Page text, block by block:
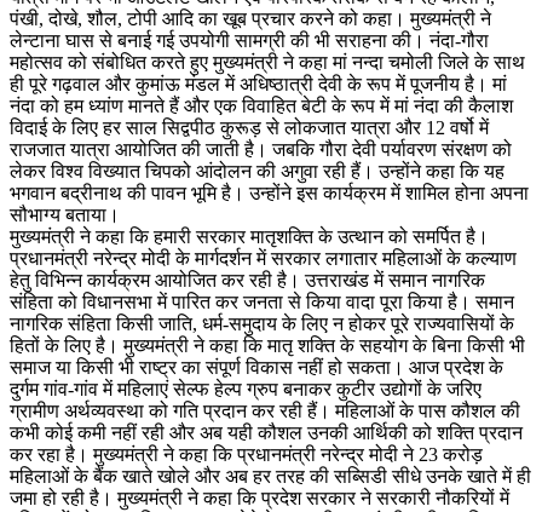
पंखी, दोखे, शौल, टोपी आदि का खूब प्रचार करने को कहा। मुख्यमंत्री ने
लेन्टाना घास से बनाई गई उपयोगी सामग्री की भी सराहना की। नंदा-गौरा
महोत्सव को संबोधित करते हुए मुख्यमंत्री ने कहा मां नन्दा चमोली जिले के साथ
ही पूरे गढ़वाल और कुमांऊ मंडल में अधिष्ठात्री देवी के रूप में पूजनीय है। मां
नंदा को हम ध्यांण मानते हैं और एक विवाहित बेटी के रूप में मां नंदा की कैलाश
विदाई के लिए हर साल सिद्वपीठ कुरूड़ से लोकजात यात्रा और 12 वर्षो में
राजजात यात्रा आयोजित की जाती है। जबकि गौरा देवी पर्यावरण संरक्षण को
लेकर विश्व विख्यात चिपको आंदोलन की अगुवा रही हैं। उन्होंने कहा कि यह
भगवान बद्रीनाथ की पावन भूमि है। उन्होंने इस कार्यक्रम में शामिल होना अपना
सौभाग्य बताया।
मुख्यमंत्री ने कहा कि हमारी सरकार मातृशक्ति के उत्थान को समर्पित है।
प्रधानमंत्री नरेन्द्र मोदी के मार्गदर्शन में सरकार लगातार महिलाओं के कल्याण
हेतु विभिन्न कार्यक्रम आयोजित कर रही है। उत्तराखंड में समान नागरिक
संहिता को विधानसभा में पारित कर जनता से किया वादा पूरा किया है। समान
नागरिक संहिता किसी जाति, धर्म-समुदाय के लिए न होकर पूरे राज्यवासियों के
हितों के लिए है। मुख्यमंत्री ने कहा कि मातृ शक्ति के सहयोग के बिना किसी भी
समाज या किसी भी राष्ट्र का संपूर्ण विकास नहीं हो सकता। आज प्रदेश के
दुर्गम गांव-गांव में महिलाएं सेल्फ हेल्प ग्रुप बनाकर कुटीर उद्योगों के जरिए
ग्रामीण अर्थव्यवस्था को गति प्रदान कर रही हैं। महिलाओं के पास कौशल की
कभी कोई कमी नहीं रही और अब यही कौशल उनकी आर्थिकी को शक्ति प्रदान
कर रहा है। मुख्यमंत्री ने कहा कि प्रधानमंत्री नरेन्द्र मोदी ने 23 करोड़
महिलाओं के बैंक खाते खोले और अब हर तरह की सब्सिडी सीधे उनके खाते में ही
जमा हो रही है। मुख्यमंत्री ने कहा कि प्रदेश सरकार ने सरकारी नौकरियों में